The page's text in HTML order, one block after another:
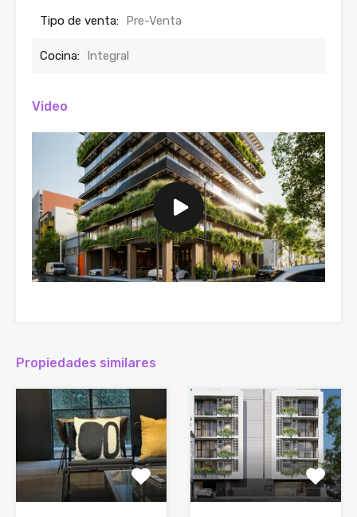
Tipo de venta: Pre-Venta
Cocina: Integral
Video
Propiedades similares